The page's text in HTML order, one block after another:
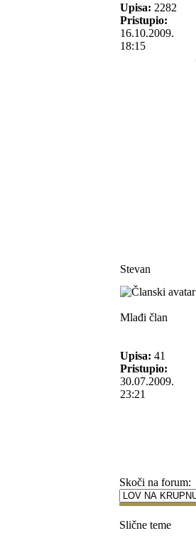
Upisa: 2282
Pristupio:
16.10.2009.
18:15
Stevan
Mlađi član
Upisa: 41
Pristupio:
30.07.2009.
23:21
Skoči na forum:
Slične teme